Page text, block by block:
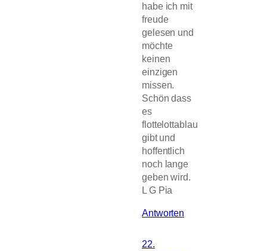
habe ich mit
freude
gelesen und
möchte
keinen
einzigen
missen.
Schön dass
es
flottelottablau
gibt und
hoffentlich
noch lange
geben wird.
L G Pia
Antworten
22.